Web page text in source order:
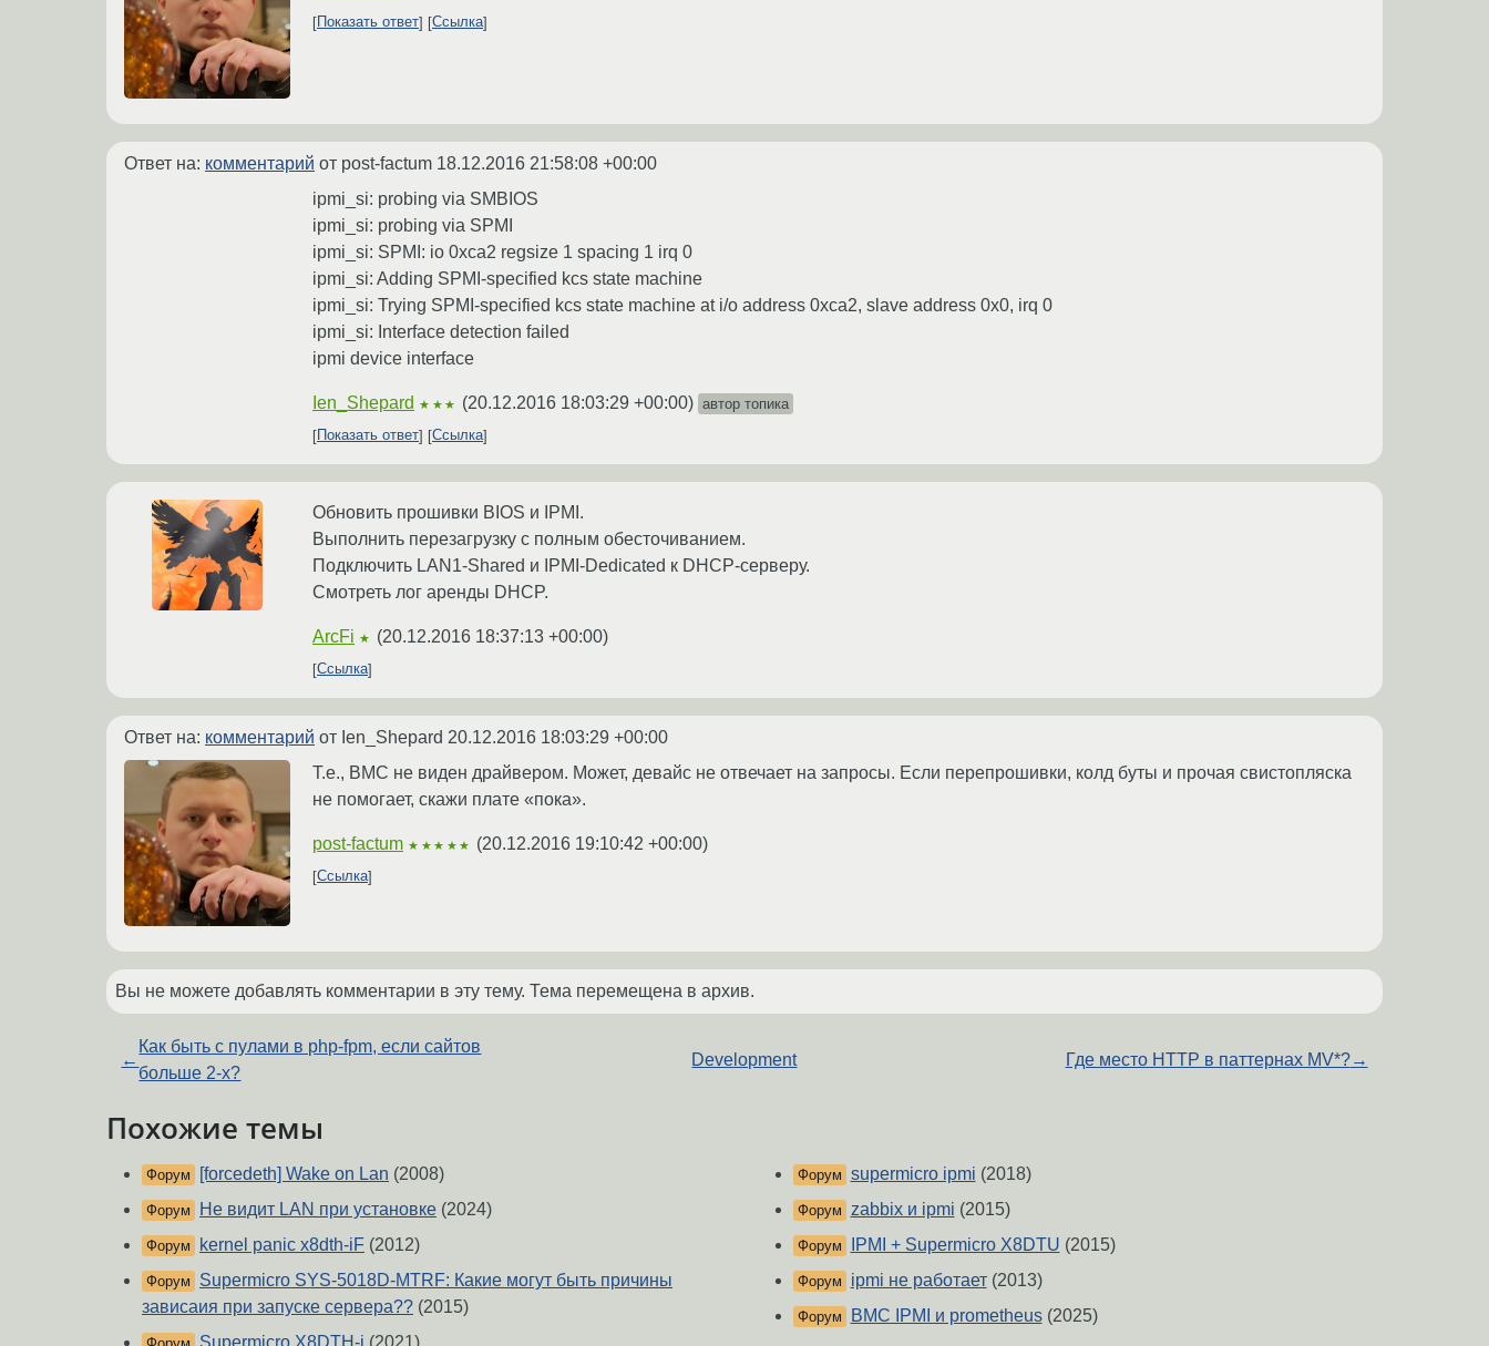
Показать ответ Ссылка
Ответ на: комментарий от post-factum 18.12.2016 21:58:08 +00:00
ipmi_si: probing via SMBIOS
ipmi_si: probing via SPMI
ipmi_si: SPMI: io 0xca2 regsize 1 spacing 1 irq 0
ipmi_si: Adding SPMI-specified kcs state machine
ipmi_si: Trying SPMI-specified kcs state machine at i/o address 0xca2, slave address 0x0, irq 0
ipmi_si: Interface detection failed
ipmi device interface
Ien_Shepard ★★★ (20.12.2016 18:03:29 +00:00) автор топика
Показать ответ
Ссылка
Обновить прошивки BIOS и IPMI.
Выполнить перезагрузку с полным обесточиванием.
Подключить LAN1-Shared и IPMI-Dedicated к DHCP-серверу.
Смотреть лог аренды DHCP.
ArcFi ★ (20.12.2016 18:37:13 +00:00)
Ссылка
Ответ на: комментарий от Ien_Shepard 20.12.2016 18:03:29 +00:00
Т.е., BMC не виден драйвером. Может, девайс не отвечает на запросы. Если перепрошивки, колд буты и прочая свистопляска
не помогает, скажи плате «пока».
post-factum ★★★★★ (20.12.2016 19:10:42 +00:00)
Ссылка
Вы не можете добавлять комментарии в эту тему. Тема перемещена в архив.
←
Как быть с пулами в php-fpm, если сайтов
больше 2-x?
Development Где место HTTP в паттернах MV*?→
Похожие темы
Форум [forcedeth] Wake on Lan (2008)
Форум Не видит LAN при установке (2024)
Форум kernel panic x8dth-iF (2012)
Форум
Supermicro SYS-5018D-MTRF: Какие могут быть причины
зависаия при запуске сервера?? (2015)
Форум supermicro ipmi (2018)
Форум zabbix и ipmi (2015)
Форум IPMI + Supermicro X8DTU (2015)
Форум ipmi не работает(2013)
Форум BMC IPMI и prometheus(2025)